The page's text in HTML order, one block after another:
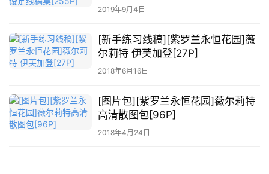
关
本
站
2019年9月4日
[新手练习线稿][紫罗兰永恒花园]薇
尔莉特 伊芙加登[27P]
2018年6月16日
[图片包][紫罗兰永恒花园]薇尔莉特
高清散图包[96P]
2018年4月24日